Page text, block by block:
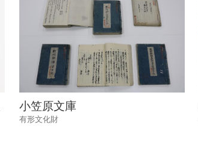
小笠原文庫
有形文化財